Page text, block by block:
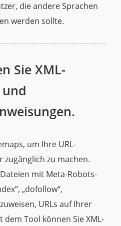
die andere Sprachen
werden sollte.
Sie XML-
um Ihre URL-
zu machen.
mit Meta-Robots-
„dofollow“,
URLs auf Ihrer
dem Tool können Sie XML-